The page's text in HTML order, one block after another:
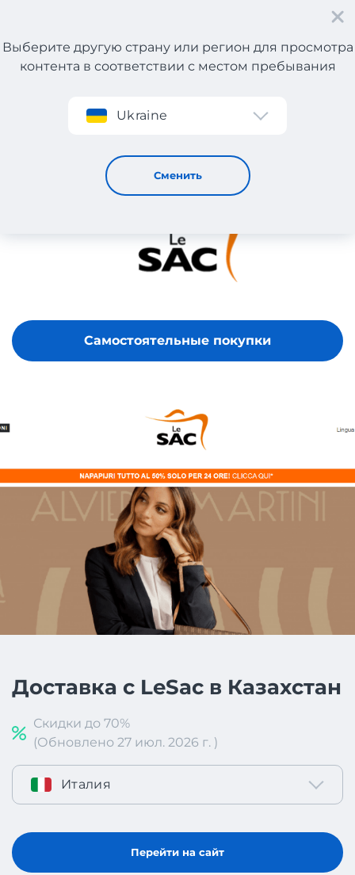
Регистрация
Выберите другую страну или регион для просмотра
контента в соответствии с местом пребывания
Ukraine
Сменить
LeSac
Самостоятельные покупки
Доставка с LeSac в Казахстан
Скидки до 70%
(Обновлено 27 июл. 2026 г. )
Италия
Перейти на сайт